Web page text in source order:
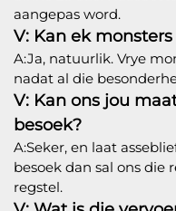
aangepas word.
V: Kan ek monsters
A:Ja, natuurlik. Vrye
nadat al die
V: Kan ons jou
besoek?
A:Seker, en laat
besoek dan sal ons die
regstel.